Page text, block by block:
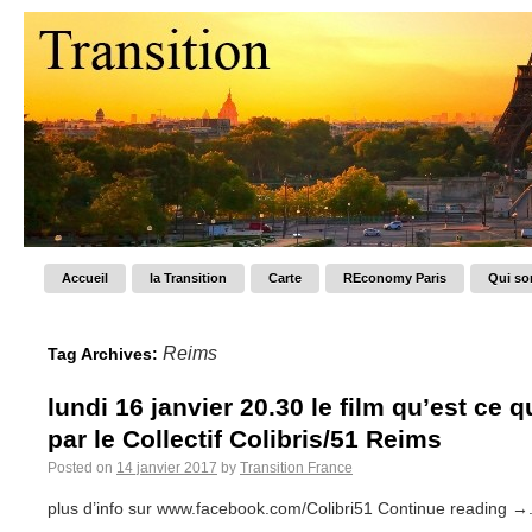
Accueil la Transition Carte REconomy Paris Qui
Tag Archives: Reims
lundi 16 janvier 20.30 le film qu’est ce
par le Collectif Colibris/51 Reims
Posted on 14 janvier 2017 by Transition France
plus d’info sur www.facebook.com/Colibri51 Continue reading